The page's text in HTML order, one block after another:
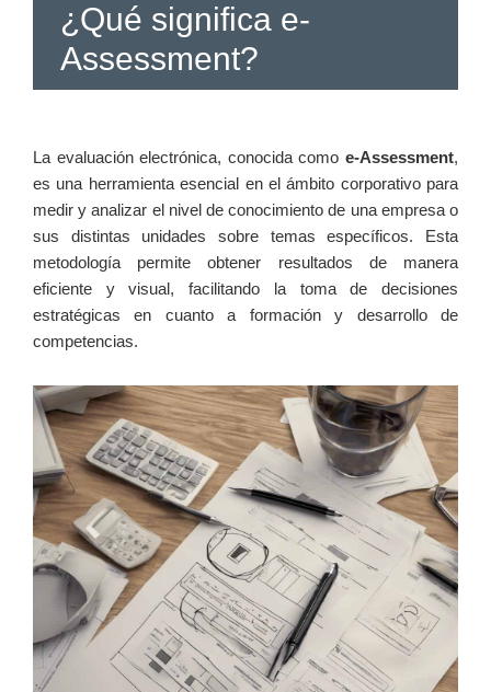
¿Qué significa e-
Assessment?
La ⁤evaluación electrónica, conocida como e-Assessment,‌
es una herramienta esencial en el ámbito corporativo para
medir y analizar el nivel de conocimiento de una empresa o
sus distintas unidades sobre temas específicos. Esta
‌metodología permite obtener resultados ‍de manera
eficiente y visual,⁤ facilitando⁢ la toma de decisiones
estratégicas en cuanto a ‍formación⁤ y desarrollo⁢ de
competencias.